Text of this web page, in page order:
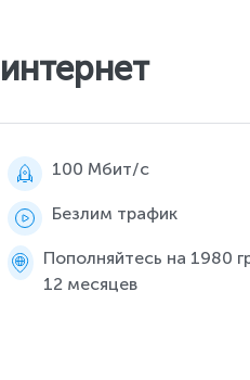
100 Мбит/c
Безлим трафик
Пополняйтесь на 1980
12 месяцев